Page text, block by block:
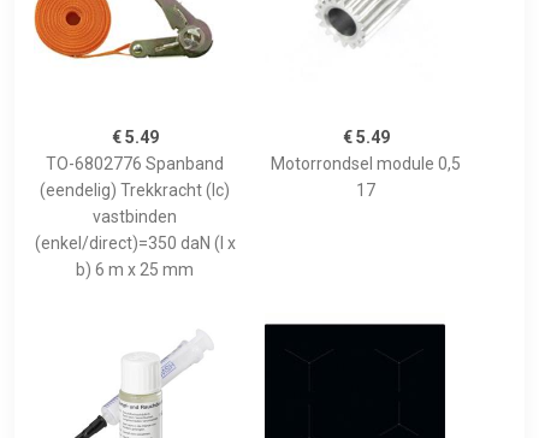
€ 5.49
TO-6802776 Spanband
(eendelig) Trekkracht (lc)
vastbinden
(enkel/direct)=350 daN (l x
b) 6 m x 25 mm
€ 5.49
Motorrondsel module 0,5
17